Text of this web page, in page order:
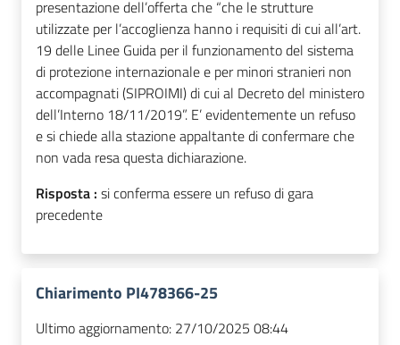
presentazione dell’offerta che “che le strutture
utilizzate per l’accoglienza hanno i requisiti di cui all’art.
19 delle Linee Guida per il funzionamento del sistema
di protezione internazionale e per minori stranieri non
accompagnati (SIPROIMI) di cui al Decreto del ministero
dell’Interno 18/11/2019”. E’ evidentemente un refuso
e si chiede alla stazione appaltante di confermare che
non vada resa questa dichiarazione.
Risposta : si conferma essere un refuso di gara
precedente
Chiarimento PI478366-25
Ultimo aggiornamento: 27/10/2025 08:44